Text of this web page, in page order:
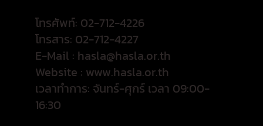
โทรศัพท์: 02-712-4226
โทรสาร: 02-712-4227
E-Mail : hasla@hasla.or.th
Website : www.hasla.or.th
เวลาทำการ: จันทร์-ศุกร์ เวลา 09:00-
16:30